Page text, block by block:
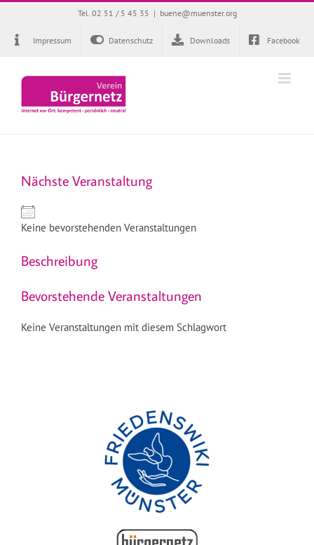
Zum
springen
Tel. 02 51 / 5 45 35 | buene@muenster.org
Impressum Datenschutz Downloads Facebook
Nächste Veranstaltung
Keine bevorstehenden Veranstaltungen
Beschreibung
Bevorstehende Veranstaltungen
Keine Veranstaltungen mit diesem Schlagwort